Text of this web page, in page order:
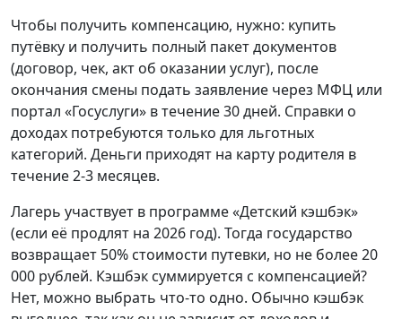
Чтобы получить компенсацию, нужно: купить
путёвку и получить полный пакет документов
(договор, чек, акт об оказании услуг), после
окончания смены подать заявление через МФЦ или
портал «Госуслуги» в течение 30 дней. Справки о
доходах потребуются только для льготных
категорий. Деньги приходят на карту родителя в
течение 2-3 месяцев.
Лагерь участвует в программе «Детский кэшбэк»
(если её продлят на 2026 год). Тогда государство
возвращает 50% стоимости путевки, но не более 20
000 рублей. Кэшбэк суммируется с компенсацией?
Нет, можно выбрать что-то одно. Обычно кэшбэк